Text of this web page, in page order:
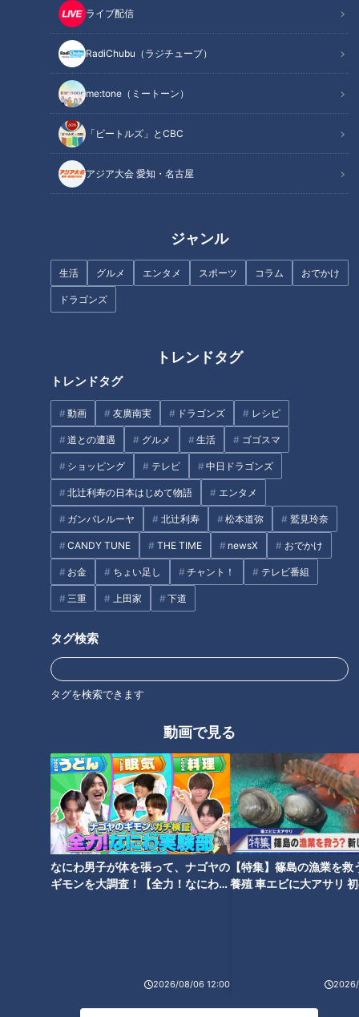
ライブ配信
RadiChubu（ラジチューブ）
me:tone（ミートーン）
「ビートルズ」とCBC
アジア大会 愛知・名古屋
ジャンル
生活 グルメ エンタメ スポーツ コラム おでかけ
ドラゴンズ
トレンドタグ
トレンドタグ
動画 友廣南実 ドラゴンズ レシピ
道との遭遇 グルメ 生活 ゴゴスマ
ショッピング テレビ 中日ドラゴンズ
北辻利寿の日本はじめて物語 エンタメ
ガンバレルーヤ 北辻利寿 松本道弥 鷲見玲奈
CANDY TUNE THE TIME newsX おでかけ
お金 ちょい足し チャント！ テレビ番組
三重 上田家 下道
タグ検索
タグを検索できます
動画で見る
なにわ男子が体を張って、ナゴヤの
ギモンを大調査！【全力！なにわ実
2026/08/06 12:00
【特集】篠島の漁業を救
養殖 車エビに大アサリ
記事に戻る
この記事を見たあなたへのおすすめ
パワースポットへ！272段の階
段に悲鳴？
「ふわっ！しゅわっ！軽っ！」
食べるとす～っと消える！？
CBC友廣アナも驚きの「たまご
ふわふわ」とは？
友廣アナの自転車旅｜知多半島
ーズ始動 125kmの自転車旅！
【チャント！特集】
謎すぎる授業に、クラスの半分
がカップル！ マヂラブに贈る
曲も登場した、三重・鈴鹿の高
校『吹奏楽コース』
クラスの女子は『国宝』と呼
ぶ…進学校の強豪卓球部にいた
イケメン主将 歩くだけでザワつ
く
タグ
オススメ関連コンテンツ
石丸幹二「すごい痩せました
ね！」…世界一楽なスクワッ
ト！？ダイエットのスペシャリ
40本のエビフライをタワー
に！？ 1本あたり110円の激安や
食べ放題も！ 愛知県で愛される
驚きの「エビフライメニュー」